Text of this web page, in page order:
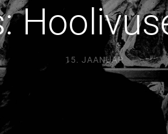
15. JAANUAR